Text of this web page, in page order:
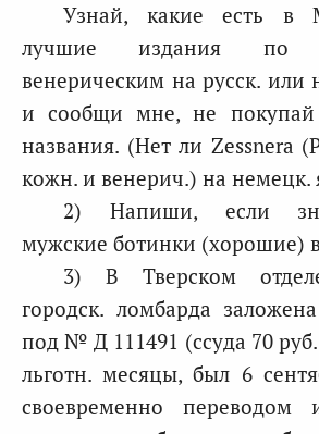
Узнай, какие есть в
лучшие издания
венерическим на русск. или
и сообщи мне, не
названия. (Нет ли Zessnera
кожн. и венерич.) на немецк.
2) Напиши, если
мужские ботинки (хорошие)
3) В Тверском
городск. ломбарда
под № Д 111491 (ссуда 70
льготн. месяцы, был 6
своевременно